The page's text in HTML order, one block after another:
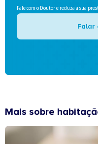
Fale com o Doutor e reduza a sua
Falar
Mais sobre